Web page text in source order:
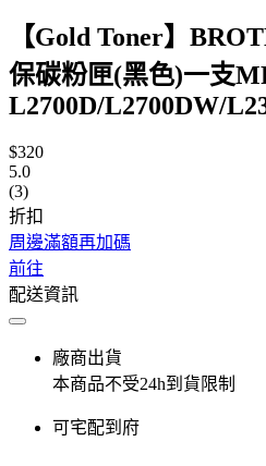
【Gold Toner】
保碳粉匣(黑色)一支
L2700D/L2700DW/
$320
5.0
(3)
折扣
周邊滿額再加碼
前往
配送資訊
廠商出貨
本商品不受24h到貨限制
可宅配到府